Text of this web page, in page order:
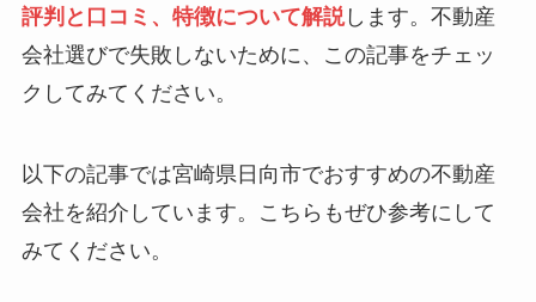
評判と口コミ、特徴について解説します。不動産
会社選びで失敗しないために、この記事をチェッ
クしてみてください。
以下の記事では宮崎県日向市でおすすめの不動産
会社を紹介しています。こちらもぜひ参考にして
みてください。